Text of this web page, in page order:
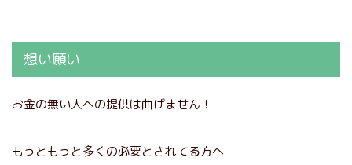
想い願い
お金の無い人への提供は曲げません！
もっともっと多くの必要とされてる方へ